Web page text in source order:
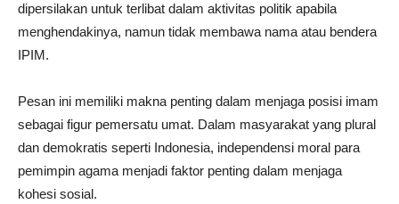
dipersilakan untuk terlibat dalam aktivitas politik apabila
menghendakinya, namun tidak membawa nama atau bendera
IPIM.
Pesan ini memiliki makna penting dalam menjaga posisi imam
sebagai figur pemersatu umat. Dalam masyarakat yang plural
dan demokratis seperti Indonesia, independensi moral para
pemimpin agama menjadi faktor penting dalam menjaga
kohesi sosial.